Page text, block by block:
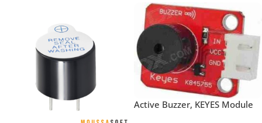
Active Buzzer, KEYES Module